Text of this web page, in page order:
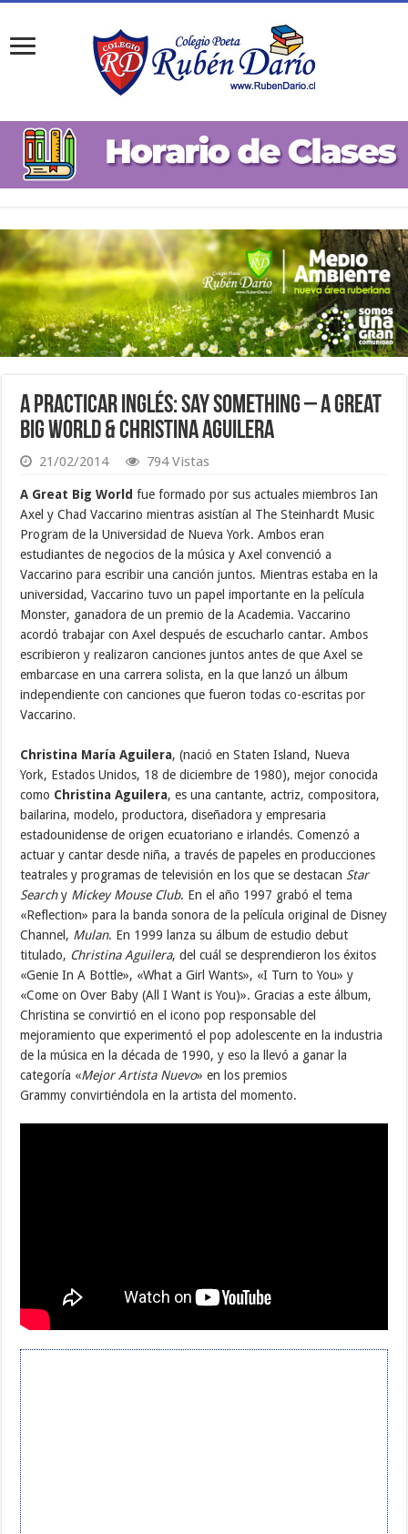
A practicar inglés: Say Something – A Great
Big World & Christina Aguilera
21/02/2014 794 Vistas
A Great Big World fue formado por sus actuales miembros Ian
Axel y Chad Vaccarino mientras asistían al The Steinhardt Music
Program de la Universidad de Nueva York. Ambos eran
estudiantes de negocios de la música y Axel convenció a
Vaccarino para escribir una canción juntos. Mientras estaba en la
universidad, Vaccarino tuvo un papel importante en la película
Monster, ganadora de un premio de la Academia. Vaccarino
acordó trabajar con Axel después de escucharlo cantar. Ambos
escribieron y realizaron canciones juntos antes de que Axel se
embarcase en una carrera solista, en la que lanzó un álbum
independiente con canciones que fueron todas co-escritas por
Vaccarino.
Christina María Aguilera, (nació en Staten Island, Nueva
York, Estados Unidos, 18 de diciembre de 1980), mejor conocida
como Christina Aguilera, es una cantante, actriz, compositora,
bailarina, modelo, productora, diseñadora y empresaria
estadounidense de origen ecuatoriano e irlandés. Comenzó a
actuar y cantar desde niña, a través de papeles en producciones
teatrales y programas de televisión en los que se destacan Star
Searchy Mickey Mouse Club. En el año 1997 grabó el tema
«Reflection» para la banda sonora de la película original de Disney
Channel, Mulan. En 1999 lanza su álbum de estudio debut
titulado, Christina Aguilera, del cuál se desprendieron los éxitos
«Genie In A Bottle», «What a Girl Wants», «I Turn to You» y
«Come on Over Baby (All I Want is You)». Gracias a este álbum,
Christina se convirtió en el icono pop responsable del
mejoramiento que experimentó el pop adolescente en la industria
de la música en la década de 1990, y eso la llevó a ganar la
categoría «Mejor Artista Nuevo» en los premios
Grammy convirtiéndola en la artista del momento.